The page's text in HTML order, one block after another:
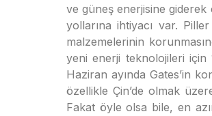
ve güneş enerjisine giderek
yollarına ihtiyacı var.
malzemelerinin
yeni enerji teknolojileri için
Haziran ayında Gates’in
özellikle Çin’de olmak
Fakat öyle olsa bile, en